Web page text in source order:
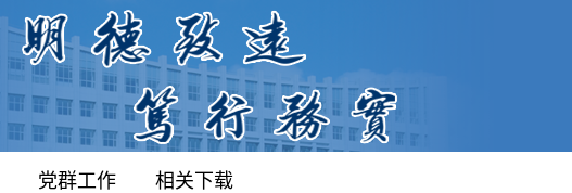
党群工作 相关下载